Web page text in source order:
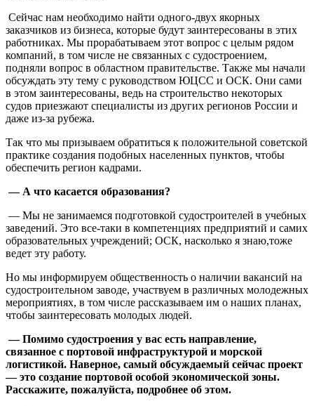
Сейчас нам необходимо найти одного-двух якорных
заказчиков из бизнеса, которые будут заинтересованы в этих
работниках. Мы прорабатываем этот вопрос с целым рядом
компаний, в том числе не связанных с судостроением,
подняли вопрос в областном правительстве. Также мы начали
обсуждать эту тему с руководством ЮЦСС и ОСК. Они сами
в этом заинтересованы, ведь на строительство некоторых
судов приезжают специалисты из других регионов России и
даже из-за рубежа.
Так что мы призываем обратиться к положительной советской
практике создания подобных населенных пунктов, чтобы
обеспечить регион кадрами.
— А что касается образования?
— Мы не занимаемся подготовкой судостроителей в учебных
заведений. Это все-таки в компетенциях предприятий и самих
образовательных учреждений; ОСК, насколько я знаю,тоже
ведет эту работу.
Но мы информируем общественность о наличии вакансий на
судостроительном заводе, участвуем в различных молодежных
мероприятиях, в том числе рассказываем им о наших планах,
чтобы заинтересовать молодых людей.
— Помимо судостроения у вас есть направление,
связанное с портовой инфраструктурой и морской
логистикой. Наверное, самый обсуждаемый сейчас проект
— это создание портовой особой экономической зоны.
Расскажите, пожалуйста, подробнее об этом.